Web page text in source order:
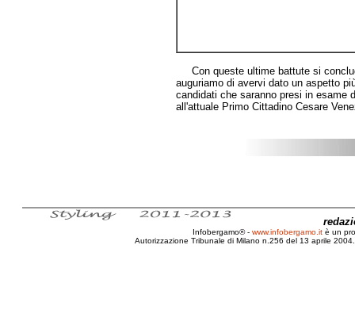
Con queste ultime battute si
auguriamo di avervi dato un aspetto
candidati che saranno presi in esame
all'attuale Primo Cittadino Cesare
Infobergamo® - www.infobergamo.it è un
Autorizzazione Tribunale di Milano n.256 del 13 aprile